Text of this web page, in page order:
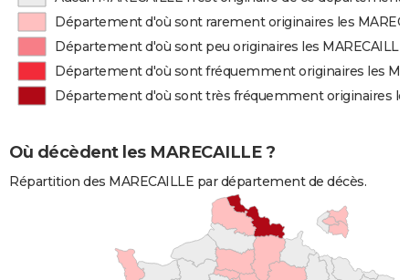
Département d'où sont rarement originaires les
Département d'où sont peu originaires les MARECAILLE
Département d'où sont fréquemment originaires les
Département d'où sont très fréquemment originaires
Où décèdent les MARECAILLE ?
Répartition des MARECAILLE par département de décès.